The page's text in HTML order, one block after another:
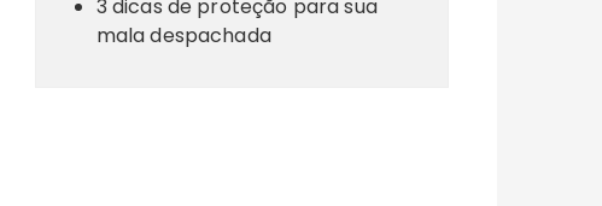
3 dicas de proteção para sua
mala despachada